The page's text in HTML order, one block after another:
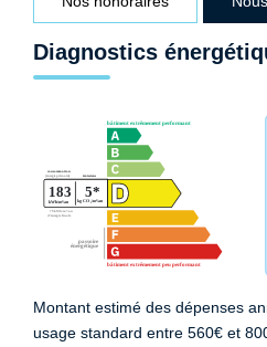
Diagnostics
Montant estimé des dépenses
usage standard entre 560€ et